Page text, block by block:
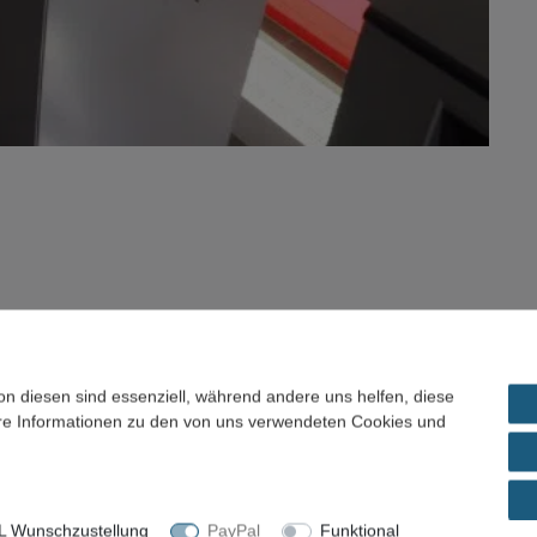
diesen sind essenziell, während andere uns helfen, diese
Informationen zu den von uns verwendeten Cookies und
Wunschzustellung PayPal Funktional